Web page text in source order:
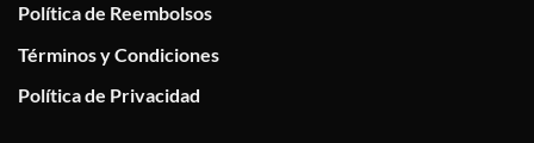
Política de Reembolsos
Términos y Condiciones
Política de Privacidad